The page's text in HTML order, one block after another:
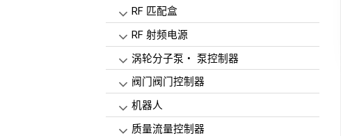
RF 匹配盒
RF 射频电源
涡轮分子泵・ 泵控制器
阀门阀门控制器
机器人
质量流量控制器